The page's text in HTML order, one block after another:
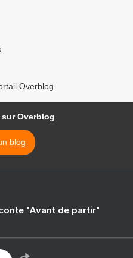
Overblog
Overblog
blog
"Avant de partir"